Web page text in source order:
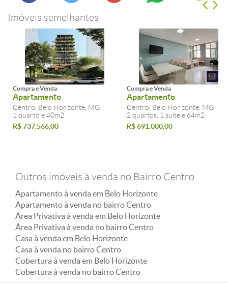
Imóveis semelhantes
Compra e Venda
Apartamento
Centro, Belo Horizonte, MG
1 quarto e 40m2
R$ 737.566,00
Compra e Venda
Apartamento
Centro, Belo Horizonte, MG
2 quartos, 1 suite e 64m2
R$ 691.000,00
Outros imóveis à venda no Bairro Centro
Apartamento à venda em Belo Horizonte
Apartamento à venda no bairro Centro
Área Privativa à venda em Belo Horizonte
Área Privativa à venda no bairro Centro
Casa à venda em Belo Horizonte
Casa à venda no bairro Centro
Cobertura à venda em Belo Horizonte
Cobertura à venda no bairro Centro